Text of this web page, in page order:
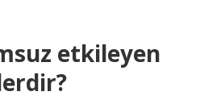
etkileyen